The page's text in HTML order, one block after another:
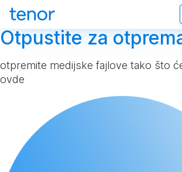
Otpustite za
otpremite medijske fajlove tako što
ovde